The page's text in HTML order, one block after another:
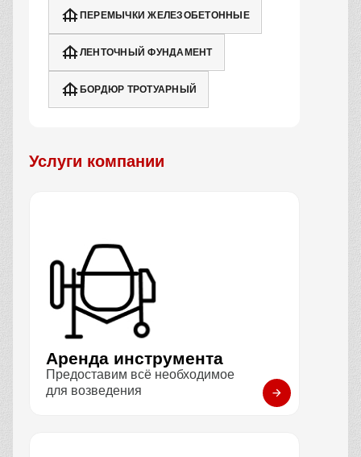
ПЕРЕМЫЧКИ ЖЕЛЕЗОБЕТОННЫЕ
ЛЕНТОЧНЫЙ ФУНДАМЕНТ
БОРДЮР ТРОТУАРНЫЙ
Услуги компании
Аренда инструмента
Предоставим всё необходимое
для возведения